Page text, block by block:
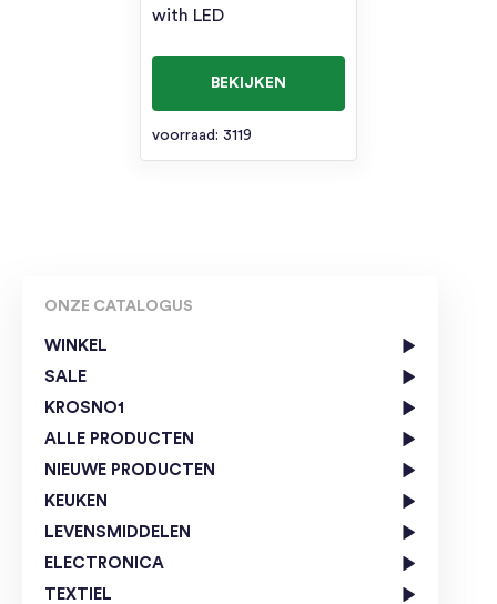
ONZE CATALOGUS
WINKEL
SALE
KROSNO1
ALLE PRODUCTEN
NIEUWE PRODUCTEN
KEUKEN
LEVENSMIDDELEN
ELECTRONICA
TEXTIEL
with LED
BEKIJKEN
voorraad: 3119